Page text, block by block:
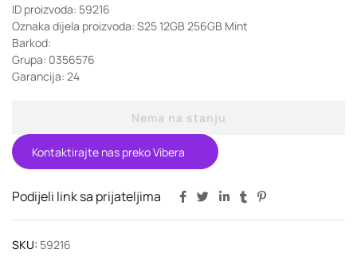
ID proizvoda: 59216
Oznaka dijela proizvoda: S25 12GB 256GB Mint
Barkod:
Grupa: 0356576
Garancija: 24
Nema na stanju
Kontaktirajte nas preko Vibera
Podijeli link sa prijateljima
SKU: 59216